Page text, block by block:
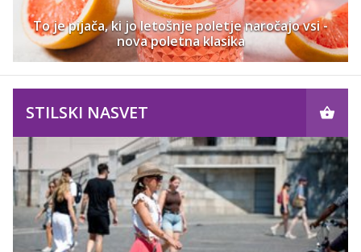
To je pijača, ki jo letošnje poletje naročajo vsi -
nova poletna klasika
STILSKI NASVET